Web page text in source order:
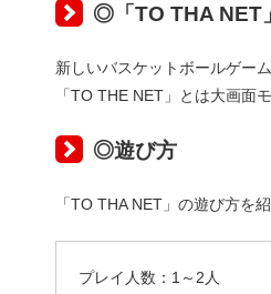
◎「TO THA NET
新しいバスケットボールゲー
「TO THE NET」とは大画面
◎遊び方
「TO THA NET」の遊び方を
プレイ人数：1～2人